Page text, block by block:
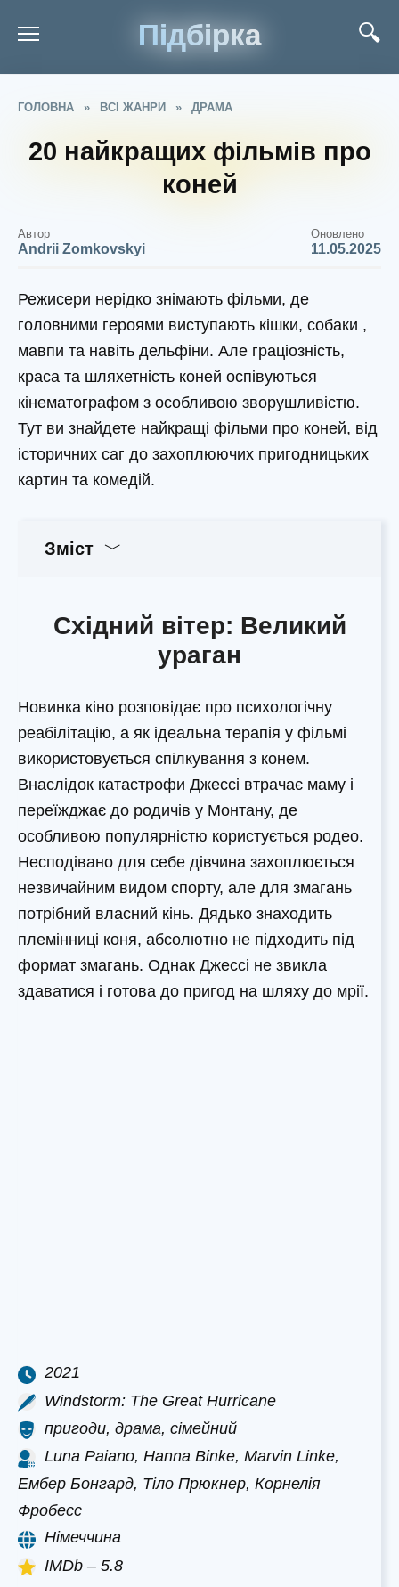
Підбірка
ГОЛОВНА » ВСІ ЖАНРИ » ДРАМА
20 найкращих фільмів про
коней
Автор
Andrii Zomkovskyi
Оновлено
11.05.2025
Режисери нерідко знімають фільми, де
головними героями виступають кішки, собаки ,
мавпи та навіть дельфіни. Але граціозність,
краса та шляхетність коней оспівуються
кінематографом з особливою зворушливістю.
Тут ви знайдете найкращі фільми про коней, від
історичних саг до захоплюючих пригодницьких
картин та комедій.
Зміст
Східний вітер: Великий
ураган
Новинка кіно розповідає про психологічну
реабілітацію, а як ідеальна терапія у фільмі
використовується спілкування з конем.
Внаслідок катастрофи Джессі втрачає маму і
переїжджає до родичів у Монтану, де
особливою популярністю користується родео.
Несподівано для себе дівчина захоплюється
незвичайним видом спорту, але для змагань
потрібний власний кінь. Дядько знаходить
племінниці коня, абсолютно не підходить під
формат змагань. Однак Джессі не звикла
здаватися і готова до пригод на шляху до мрії.
2021
Windstorm: The Great Hurricane
пригоди, драма, сімейний
Luna Paiano, Hanna Binke, Marvin Linke,
Ембер Бонгард, Тіло Прюкнер, Корнелія
Фробесс
Німеччина
IMDb – 5.8